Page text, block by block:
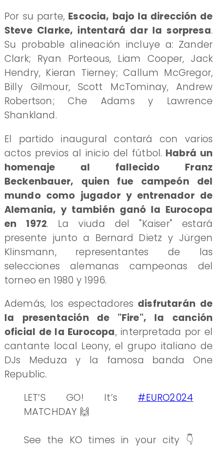
Por su parte, Escocia, bajo la dirección de
Steve Clarke, intentará dar la sorpresa.
Su probable alineación incluye a: Zander
Clark; Ryan Porteous, Liam Cooper, Jack
Hendry, Kieran Tierney; Callum McGregor,
Billy Gilmour, Scott McTominay, Andrew
Robertson; Che Adams y Lawrence
Shankland.
El partido inaugural contará con varios
actos previos al inicio del fútbol. Habrá un
homenaje al fallecido Franz
Beckenbauer, quien fue campeón del
mundo como jugador y entrenador de
Alemania, y también ganó la Eurocopa
en 1972. La viuda del "Kaiser" estará
presente junto a Bernard Dietz y Jürgen
Klinsmann, representantes de las
selecciones alemanas campeonas del
torneo en 1980 y 1996.
Además, los espectadores disfrutarán de
la presentación de "Fire", la canción
oficial de la Eurocopa, interpretada por el
cantante local Leony, el grupo italiano de
DJs Meduza y la famosa banda One
Republic.
LET’S GO! It’s #EURO2024
MATCHDAY 🙌
See the KO times in your city 👇